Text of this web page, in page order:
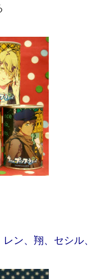
ン、翔、セシ